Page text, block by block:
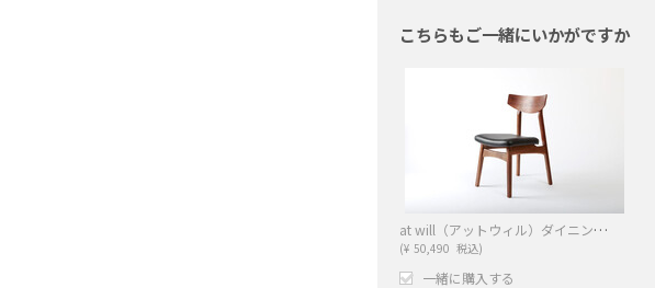
こちらもご一緒にいかがですか
at will（アットウィル）ダイニングチェア
(¥ 50,490 税込)
一緒に購入する